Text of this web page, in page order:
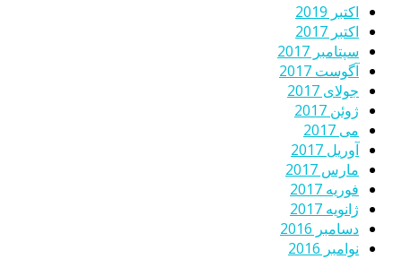
اکتبر 2019
اکتبر 2017
سپتامبر 2017
آگوست 2017
جولای 2017
ژوئن 2017
می 2017
آوریل 2017
مارس 2017
فوریه 2017
ژانویه 2017
دسامبر 2016
نوامبر 2016